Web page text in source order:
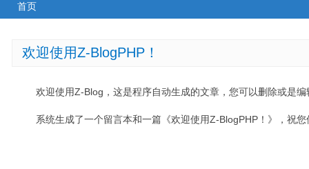
首页
欢迎使用Z-BlogPHP！
欢迎使用Z-Blog，这是程序自动生成的文章，您可以删除或是编
系统生成了一个留言本和一篇《欢迎使用Z-BlogPHP！》，祝